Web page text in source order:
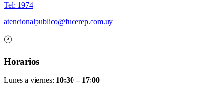
Tel: 1974
atencionalpublico@fucerep.com.uy
🕐
Horarios
Lunes a viernes: 10:30 – 17:00